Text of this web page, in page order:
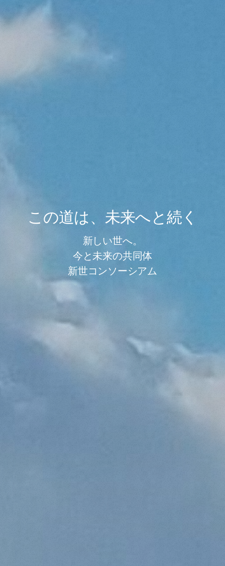
この道は、未来へと続く
新しい世へ。
今と未来の共同体
新世コンソーシアム